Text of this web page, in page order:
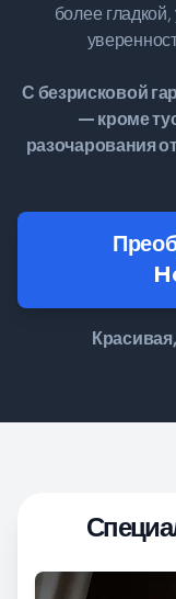
более
С безрисковой
— кроме
разочарования